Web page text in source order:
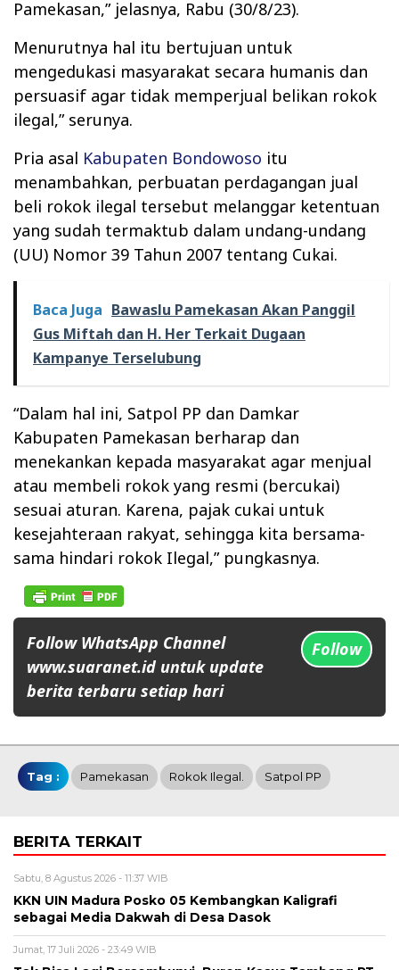
Pamekasan,” jelasnya, Rabu (30/8/23).
Menurutnya hal itu bertujuan untuk
mengedukasi masyarakat secara humanis dan
persuasif agar tidak memperjual belikan rokok
ilegal,” serunya.
Pria asal Kabupaten Bondowoso itu
menambahkan, perbuatan perdagangan jual
beli rokok ilegal tersebut melanggar ketentuan
yang sudah termaktub dalam undang-undang
(UU) Nomor 39 Tahun 2007 tentang Cukai.
Baca Juga Bawaslu Pamekasan Akan Panggil
Gus Miftah dan H. Her Terkait Dugaan
Kampanye Terselubung
“Dalam hal ini, Satpol PP dan Damkar
Kabupaten Pamekasan berharap dan
menekankan kepada masyarakat agar menjual
atau membeli rokok yang resmi (bercukai)
sesuai aturan. Karena, pajak cukai untuk
kesejahteraan rakyat, sehingga kita bersama-
sama hindari rokok Ilegal,” pungkasnya.
Follow WhatsApp Channel
www.suaranet.id untuk update
berita terbaru setiap hari
Follow
Tag : Pamekasan Rokok Ilegal. Satpol PP
BERITA TERKAIT
Sabtu, 8 Agustus 2026 - 11:37 WIB
KKN UIN Madura Posko 05 Kembangkan Kaligrafi
sebagai Media Dakwah di Desa Dasok
Jumat, 17 Juli 2026 - 23:49 WIB